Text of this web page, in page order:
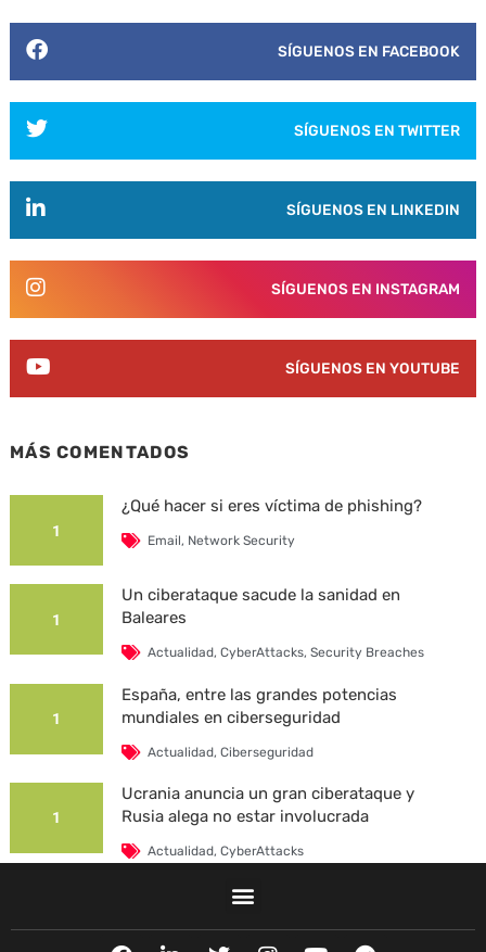
SÍGUENOS EN FACEBOOK
SÍGUENOS EN TWITTER
SÍGUENOS EN LINKEDIN
SÍGUENOS EN INSTAGRAM
SÍGUENOS EN YOUTUBE
MÁS COMENTADOS
1
¿Qué hacer si eres víctima de phishing?
Email, Network Security
1
Un ciberataque sacude la sanidad en
Baleares
Actualidad,CyberAttacks,Security Breaches
1
España, entre las grandes potencias
mundiales en ciberseguridad
Actualidad,Ciberseguridad
1
Ucrania anuncia un gran ciberataque y
Rusia alega no estar involucrada
Actualidad,CyberAttacks
La Universidad Autónoma de Barcelona es
F
L
T
I
Y
T